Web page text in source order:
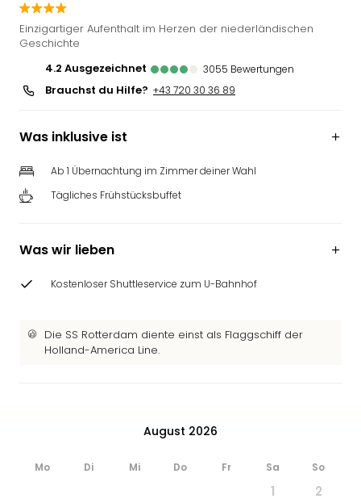
Einzigartiger Aufenthalt im Herzen der niederländischen
Geschichte
4.2
ausgezeichnet 3055 Bewertungen
Brauchst du Hilfe? +43 720 30 36 89
Was inklusive ist
Ab 1 Übernachtung im Zimmer deiner Wahl
Tägliches Frühstücksbuffet
Was wir lieben
Kostenloser Shuttleservice zum U-Bahnhof
Die SS Rotterdam diente einst als Flaggschiff der
Holland-America Line.
August 2026
Mo Di Mi Do Fr Sa So
1
2